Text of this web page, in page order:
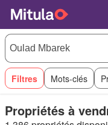
Filtres Mots-clés
Propriétés à